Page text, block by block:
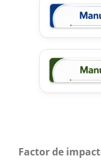
Factor de